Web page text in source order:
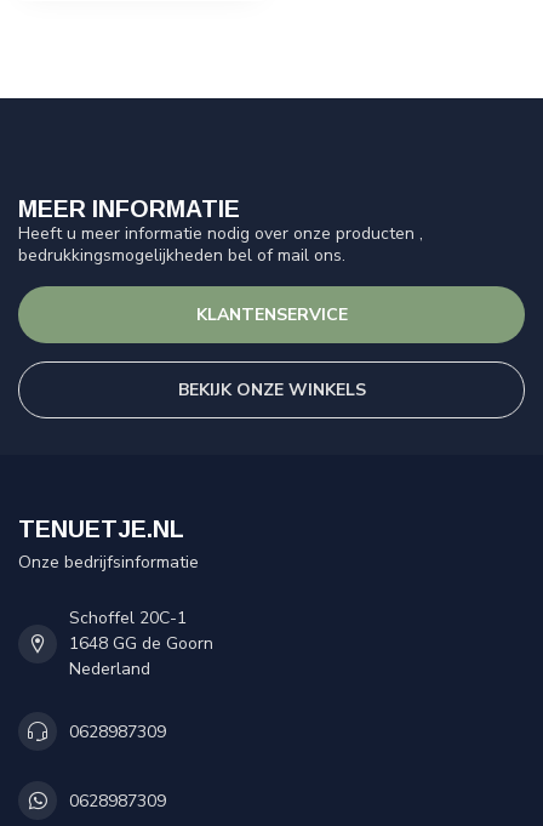
MEER INFORMATIE
Heeft u meer informatie nodig over onze producten ,
bedrukkingsmogelijkheden bel of mail ons.
KLANTENSERVICE
BEKIJK ONZE WINKELS
TENUETJE.NL
Onze bedrijfsinformatie
Schoffel 20C-1
1648 GG de Goorn
Nederland
0628987309
0628987309